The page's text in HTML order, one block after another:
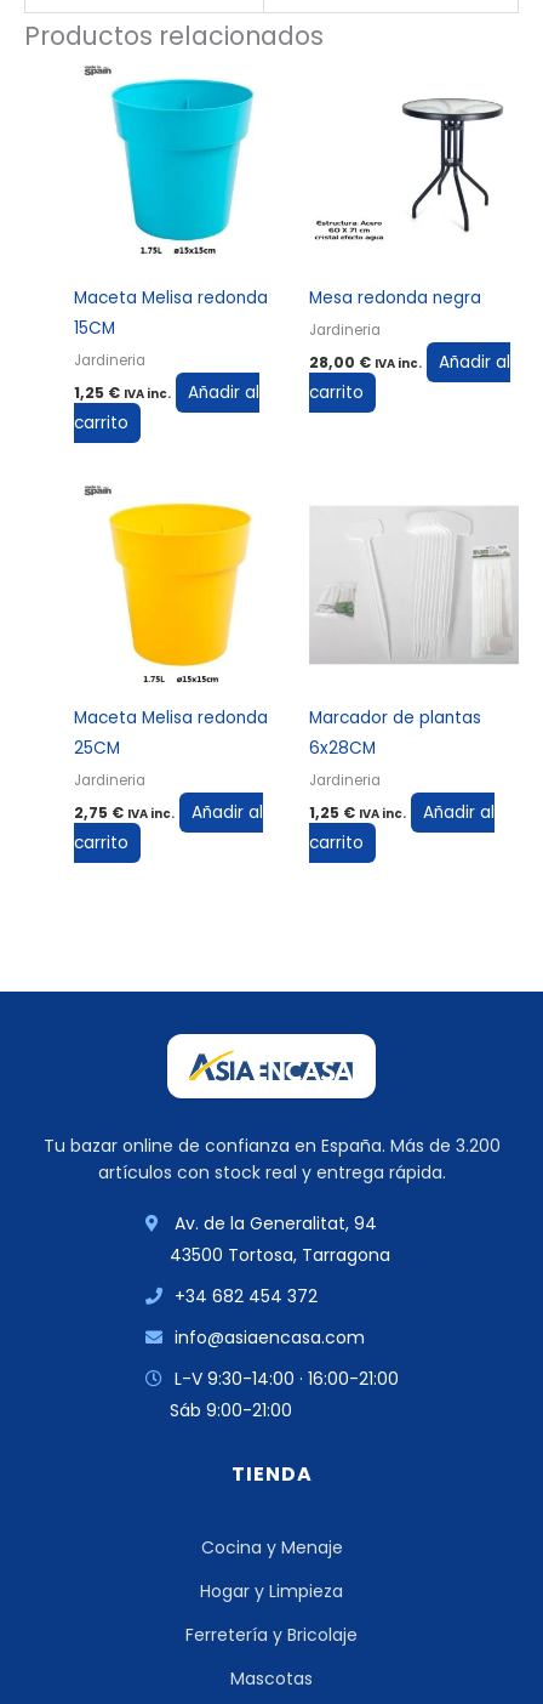
Productos relacionados
Maceta Melisa redonda
15CM
Jardineria
1,25 € IVA inc.
Añadir al
carrito
Mesa redonda negra
Jardineria
28,00 € IVA inc.
Añadir al
carrito
Maceta Melisa redonda
25CM
Jardineria
2,75 € IVA inc.
Añadir al
carrito
Marcador de plantas
6x28CM
Jardineria
1,25 € IVA inc.
Añadir al
carrito
Tu bazar online de confianza en España. Más de 3.200
artículos con stock real y entrega rápida.
Av. de la Generalitat, 94
43500 Tortosa, Tarragona
+34 682 454 372
info@asiaencasa.com
L-V 9:30-14:00 · 16:00-21:00
Sáb 9:00-21:00
TIENDA
Cocina y Menaje
Hogar y Limpieza
Ferretería y Bricolaje
Mascotas